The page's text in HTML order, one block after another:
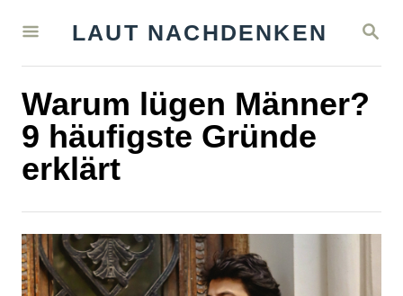
S
A
R
C
LAUT NACHDENKEN
Warum lügen Männer?
9 häufigste Gründe
erklärt